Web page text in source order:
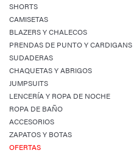
SHORTS
CAMISETAS
BLAZERS Y CHALECOS
PRENDAS DE PUNTO Y CARDIGANS
SUDADERAS
CHAQUETAS Y ABRIGOS
JUMPSUITS
LENCERÍA Y ROPA DE NOCHE
ROPA DE BAÑO
ACCESORIOS
ZAPATOS Y BOTAS
OFERTAS